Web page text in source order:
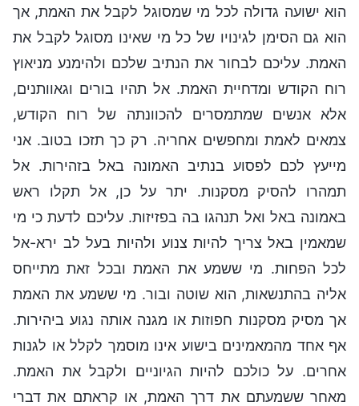
הוא ישועה גדולה לכל מי שמסוגל לקבל את האמת, אך
הוא גם הסימן לגינויו של כל מי שאינו מסוגל לקבל את
האמת. עליכם לבחור את הנתיב שלכם ולהימנע מניאוץ
רוח הקודש ומדחיית האמת. אל תהיו בורים וגאוותנים,
אלא אנשים שמתמסרים להכוונתה של רוח הקודש,
צמאים לאמת ומחפשים אחריה. רק כך תזכו בטוב. אני
מייעץ לכם לפסוע בנתיב האמונה באל בזהירות. אל
תמהרו להסיק מסקנות. יתר על כן, אל תקלו ראש
באמונה באל ואל תנהגו בה בפזיזות. עליכם לדעת כי מי
שמאמין באל צריך להיות צנוע ולהיות בעל לב ירא-אל
לכל הפחות. מי ששמע את האמת ובכל זאת מתייחס
אליה בהתנשאות, הוא שוטה ובור. מי ששמע את האמת
אך מסיק מסקנות חפוזות או מגנה אותה נגוע ביהירות.
אף אחד מהמאמינים בישוע אינו מוסמך לקלל או לגנות
אחרים. על כולכם להיות הגיוניים ולקבל את האמת.
מאחר ששמעתם את דרך האמת, או קראתם את דברי